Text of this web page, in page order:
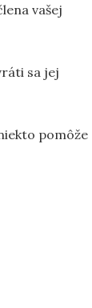
vašej
sa jej
pomôže